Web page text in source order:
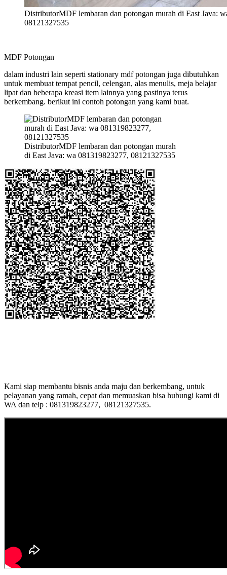
DistributorMDF lembaran dan potongan murah di East Java:
08121327535
MDF Potongan
dalam industri lain seperti stationary mdf potongan juga dibutuhkan
untuk membuat tempat pencil, celengan, alas menulis, meja belajar
lipat dan beberapa kreasi item lainnya yang pastinya terus
berkembang. berikut ini contoh potongan yang kami buat.
DistributorMDF lembaran dan potongan murah
di East Java: wa 081319823277, 08121327535
Kami siap membantu bisnis anda maju dan berkembang, untuk
pelayanan yang ramah, cepat dan memuaskan bisa hubungi kami di
WA dan telp : 081319823277, 08121327535.